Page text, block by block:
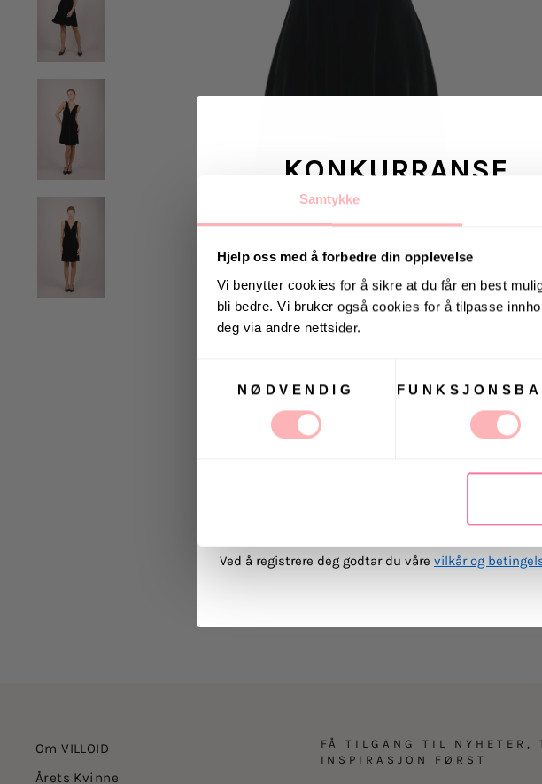
Samtykke
Hjelp oss med å forbedre din opplevelse
Vi benytter cookies for å sikre at du får en best
bli bedre. Vi bruker også cookies for å tilpasse
deg via andre nettsider.
NØDVENDIG
Om VILLOID
Årets Kvinne
FÅ TILGANG TIL NYHETER,
INSPIRASJON FØRST
KONKURRANSE
Vinn valgfrie jeans fra
til deg og en venn <3
Vinneren annonseres 9. august via Instagram
Ja, jeg samtykker til at Villoid kan sende meg
Ved å registrere deg godtar du våre vilkår og